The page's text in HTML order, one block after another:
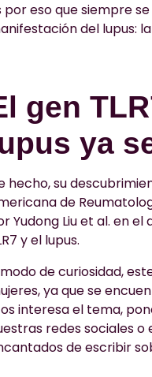
por eso que siempre
del lupus:
gen
ya
hecho, su
de
Yudong Liu et al. en
y el lupus.
de curiosidad,
ya que se
os interesa el tema,
redes sociales
de escribir